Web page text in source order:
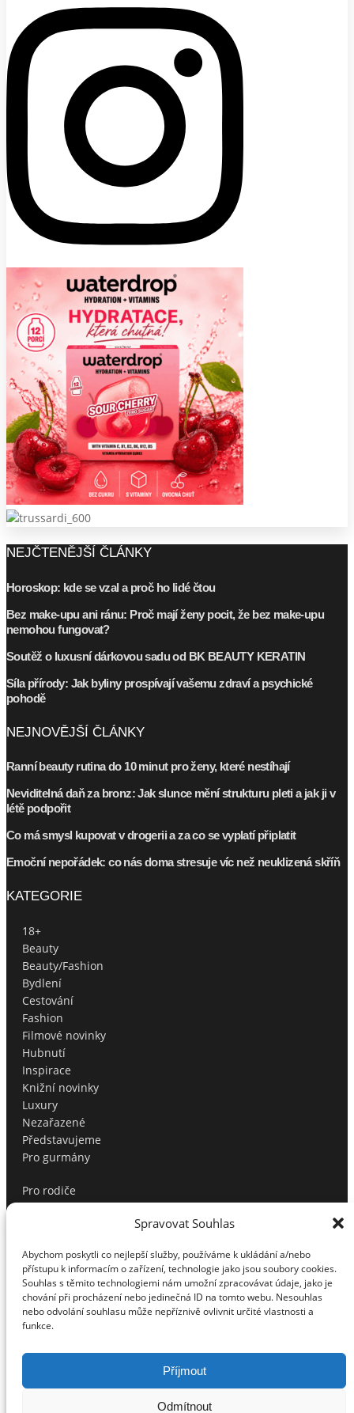
Spravovat Souhlas
Abychom poskytli co nejlepší služby, používáme k ukládání a/nebo
přístupu k informacím o zařízení, technologie jako jsou soubory cookies.
Souhlas s těmito technologiemi nám umožní zpracovávat údaje, jako je
chování při procházení nebo jedinečná ID na tomto webu. Nesouhlas
nebo odvolání souhlasu může nepříznivě ovlivnit určité vlastnosti a
funkce.
Příjmout
Odmítnout
NEJČTENĚJŠÍ ČLÁNKY
Horoskop: kde se vzal a proč ho lidé čtou
Bez make-upu ani ránu: Proč mají ženy pocit, že bez make-upu
nemohou fungovat?
Soutěž o luxusní dárkovou sadu od BK BEAUTY KERATIN
Síla přírody: Jak byliny prospívají vašemu zdraví a psychické
pohodě
NEJNOVĚJŠÍ ČLÁNKY
Ranní beauty rutina do 10 minut pro ženy, které nestíhají
Neviditelná daň za bronz: Jak slunce mění strukturu pleti a jak ji v
létě podpořit
Co má smysl kupovat v drogerii a za co se vyplatí připlatit
Emoční nepořádek: co nás doma stresuje víc než neuklizená skříň
KATEGORIE
18+
Beauty
Beauty/Fashion
Bydlení
Cestování
Fashion
Filmové novinky
Hubnutí
Inspirace
Knižní novinky
Luxury
Nezařazené
Představujeme
Pro gurmány
Pro rodiče
Sport
Testujeme pro vás
Tipy na dárky
Tipy na dárky pro muže
Top
Vztahy